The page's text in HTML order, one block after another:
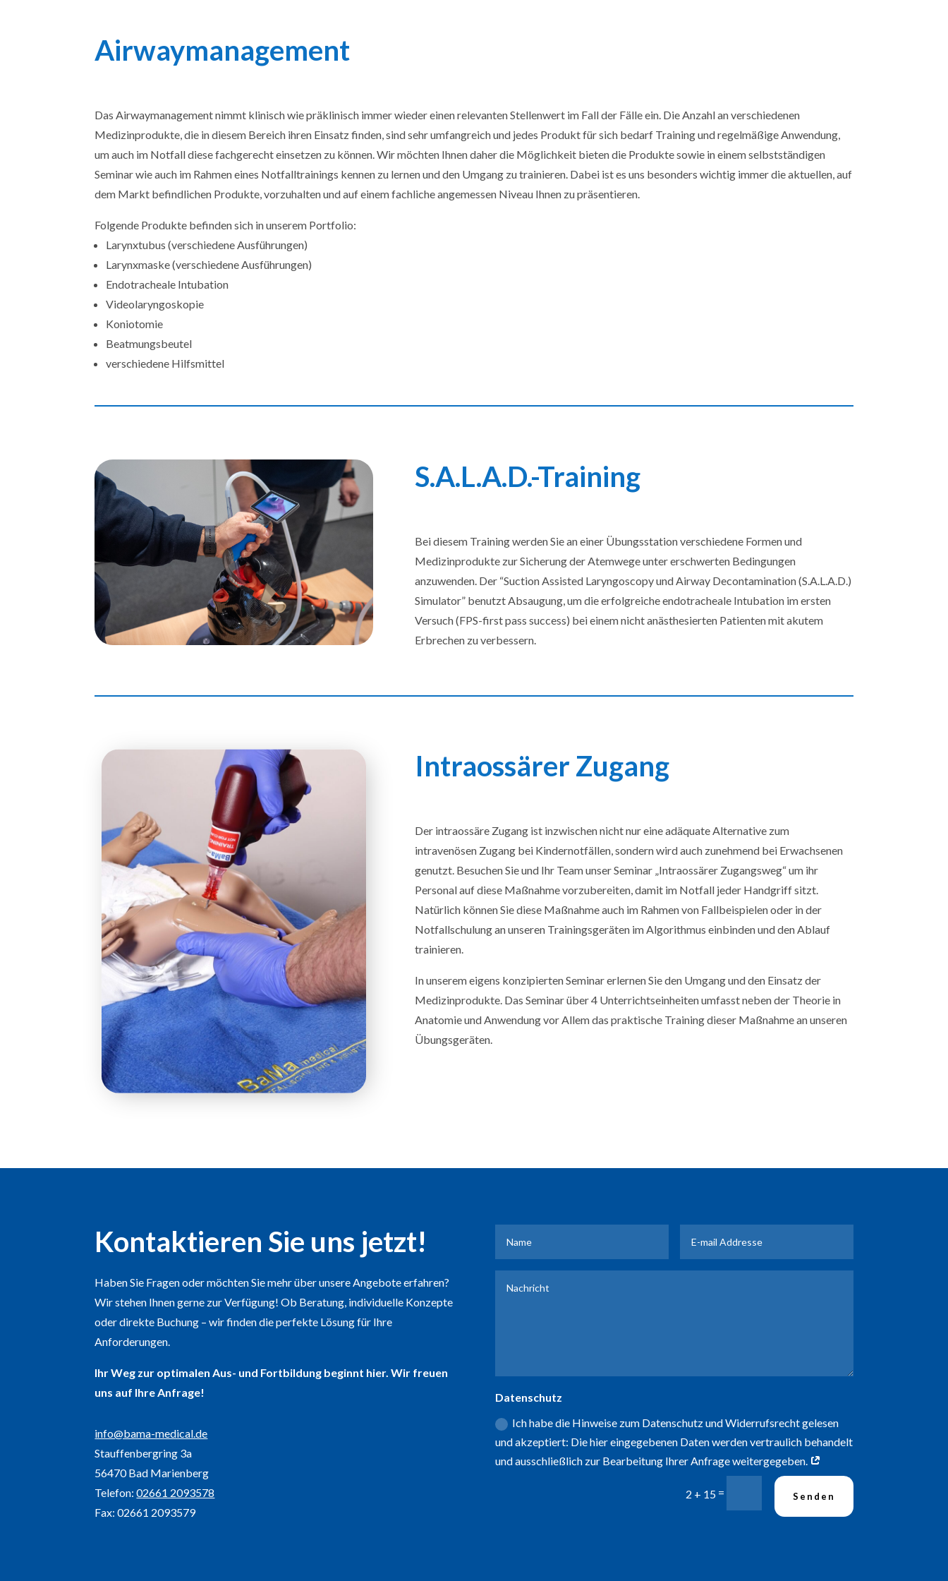
Airwaymanagement
Das Airwaymanagement nimmt klinisch wie präklinisch immer wieder einen relevanten Stellenwert im Fall der Fälle ein. Die Anzahl an verschiedenen
Medizinprodukte, die in diesem Bereich ihren Einsatz finden, sind sehr umfangreich und jedes Produkt für sich bedarf Training und regelmäßige Anwendung,
um auch im Notfall diese fachgerecht einsetzen zu können. Wir möchten Ihnen daher die Möglichkeit bieten die Produkte sowie in einem selbstständigen
Seminar wie auch im Rahmen eines Notfalltrainings kennen zu lernen und den Umgang zu trainieren. Dabei ist es uns besonders wichtig immer die aktuellen, auf
dem Markt befindlichen Produkte, vorzuhalten und auf einem fachliche angemessen Niveau Ihnen zu präsentieren.
Folgende Produkte befinden sich in unserem Portfolio:
Larynxtubus (verschiedene Ausführungen)
Larynxmaske (verschiedene Ausführungen)
Endotracheale Intubation
Videolaryngoskopie
Koniotomie
Beatmungsbeutel
verschiedene Hilfsmittel
S.A.L.A.D.-Training
Bei diesem Training werden Sie an einer Übungsstation verschiedene Formen und
Medizinprodukte zur Sicherung der Atemwege unter erschwerten Bedingungen
anzuwenden. Der “Suction Assisted Laryngoscopy und Airway Decontamination (S.A.L.A.D.)
Simulator” benutzt Absaugung, um die erfolgreiche endotracheale Intubation im ersten
Versuch (FPS-first pass success) bei einem nicht anästhesierten Patienten mit akutem
Erbrechen zu verbessern.
Intraossärer Zugang
Der intraossäre Zugang ist inzwischen nicht nur eine adäquate Alternative zum
intravenösen Zugang bei Kindernotfällen, sondern wird auch zunehmend bei Erwachsenen
genutzt. Besuchen Sie und Ihr Team unser Seminar „Intraossärer Zugangsweg“ um ihr
Personal auf diese Maßnahme vorzubereiten, damit im Notfall jeder Handgriff sitzt.
Natürlich können Sie diese Maßnahme auch im Rahmen von Fallbeispielen oder in der
Notfallschulung an unseren Trainingsgeräten im Algorithmus einbinden und den Ablauf
trainieren.
In unserem eigens konzipierten Seminar erlernen Sie den Umgang und den Einsatz der
Medizinprodukte. Das Seminar über 4 Unterrichtseinheiten umfasst neben der Theorie in
Anatomie und Anwendung vor Allem das praktische Training dieser Maßnahme an unseren
Übungsgeräten.
Kontaktieren Sie uns jetzt!
Haben Sie Fragen oder möchten Sie mehr über unsere Angebote erfahren?
Wir stehen Ihnen gerne zur Verfügung! Ob Beratung, individuelle Konzepte
oder direkte Buchung – wir finden die perfekte Lösung für Ihre
Anforderungen.
Ihr Weg zur optimalen Aus- und Fortbildung beginnt hier. Wir freuen
uns auf Ihre Anfrage!
info@bama-medical.de
Stauffenbergring 3a
56470 Bad Marienberg
Telefon:02661 2093578
Fax: 02661 2093579
Datenschutz
Ich habe die Hinweise zum Datenschutz und Widerrufsrecht gelesen
und akzeptiert: Die hier eingegebenen Daten werden vertraulich behandelt
und ausschließlich zur Bearbeitung Ihrer Anfrage weitergegeben.
2 + 15 = Senden